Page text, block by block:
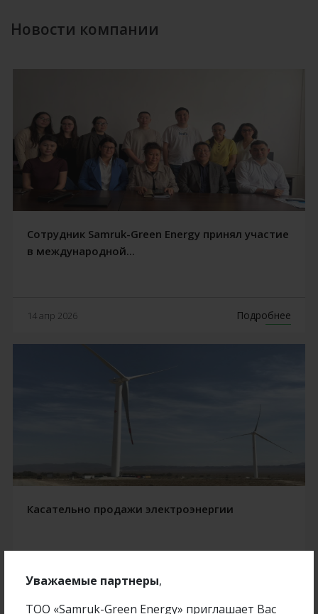
Уважаемые партнеры,
ТОО «Samruk-Green Energy» приглашает Вас
Новости компании
Сотрудник Samruk-Green Energy принял участие
в международной...
14 апр 2026 Подробнее
Касательно продажи электроэнергии